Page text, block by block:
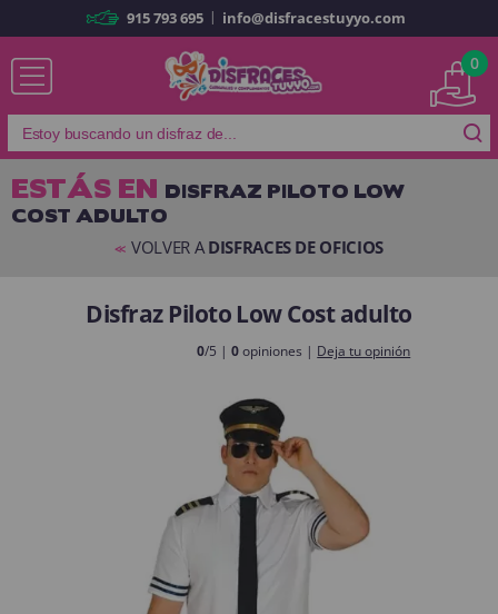
Ya soy cliente
Recordarme ¿Olvidó su contraseña?
Es mi primera vez
disfracestuyyo.com
compras rápidamente en nuestra tienda virtual, revisar el estado de tus
pedidos y consultar tus operaciones anteriores.
¡Adelante! Te estabamos esperando.
CREAR CUENTA
915 793 695 | info@disfracestuyyo.com
0
ESTÁS EN DISFRAZ PILOTO LOW
COST ADULTO
<< VOLVER ADISFRACES DE OFICIOS
Disfraz Piloto Low Cost adulto
0/5 |0opiniones | Deja tu opinión